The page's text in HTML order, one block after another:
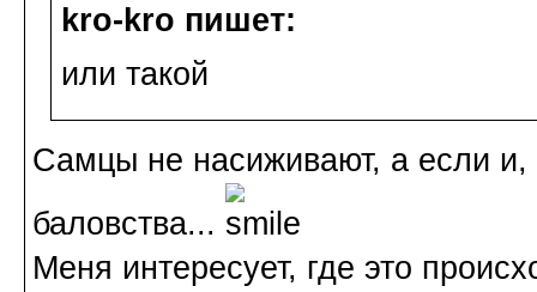
kro-kro пишет:
или такой
Самцы не насиживают, а если
баловства...
Меня интересует, где это